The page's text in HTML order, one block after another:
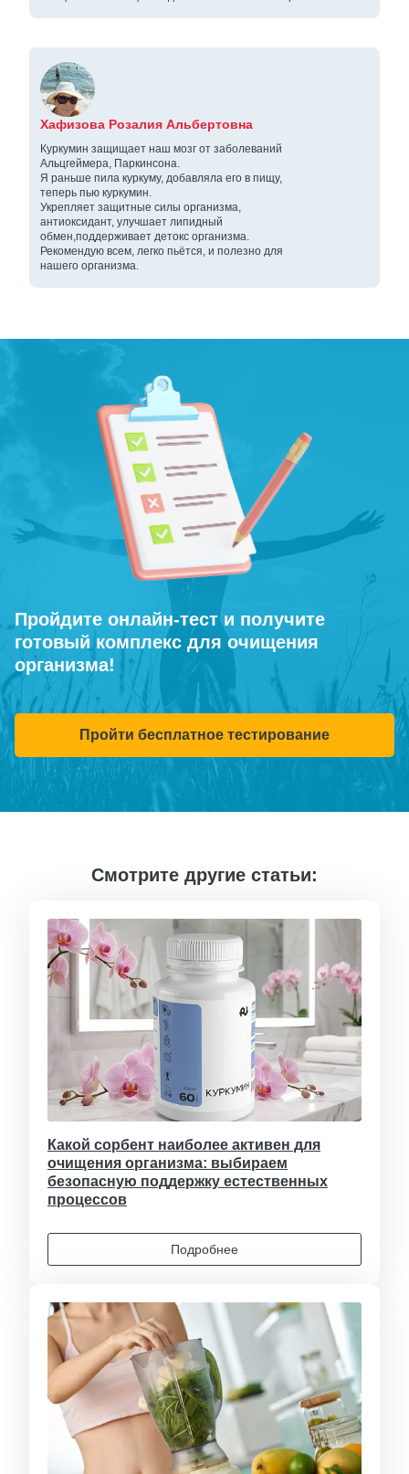
Хафизова Розалия Альбертовна
Куркумин защищает наш мозг от заболеваний
Альцгеймера, Паркинсона.
Я раньше пила куркуму, добавляла его в пищу,
теперь пью куркумин.
Укрепляет защитные силы организма,
антиоксидант, улучшает липидный
обмен,поддерживает детокс организма.
Рекомендую всем, легко пьётся, и полезно для
нашего организма.
Пройдите онлайн-тест и получите
готовый комплекс для очищения
организма!
Пройти бесплатное тестирование
Смотрите другие статьи:
Какой сорбент наиболее активен для
очищения организма: выбираем
безопасную поддержку естественных
процессов
Подробнее